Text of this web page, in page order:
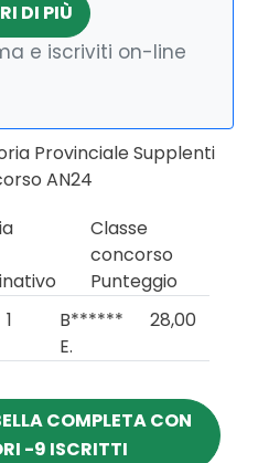
DI PIÙ
e iscriviti on-line
Provinciale Supplenti
AN24
Classe
concorso
Punteggio
1
B******
E.
28,00
COMPLETA CON
-9 ISCRITTI